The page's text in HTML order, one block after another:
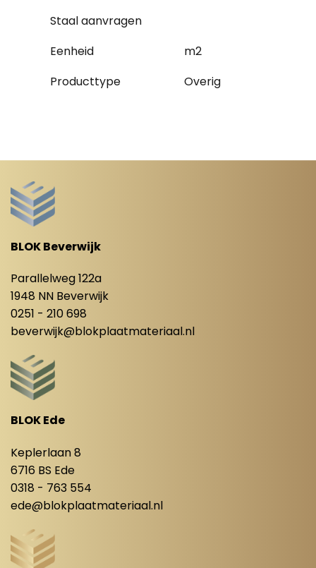
Staal aanvragen
Eenheid
m2
Producttype
Overig
BLOK Beverwijk
Parallelweg 122a
1948 NN Beverwijk
0251 - 210 698
beverwijk@blokplaatmateriaal.nl
BLOK Ede
Keplerlaan 8
6716 BS Ede
0318 - 763 554
ede@blokplaatmateriaal.nl